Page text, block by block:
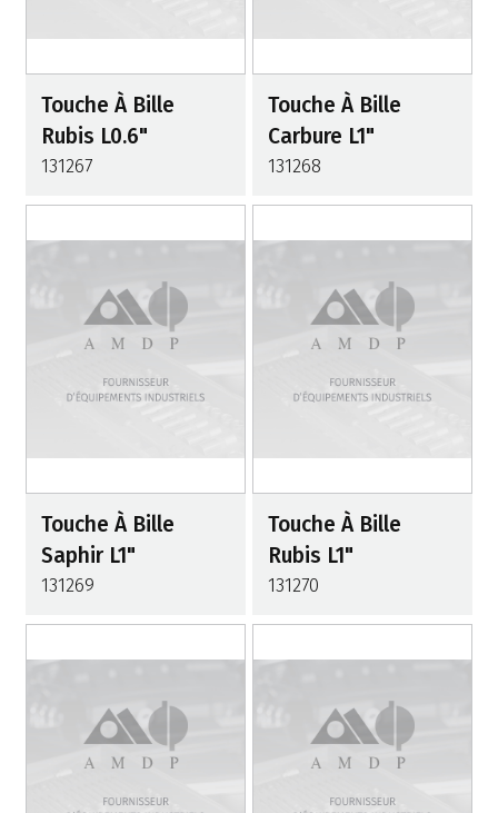
Touche À Bille
Rubis L0.6"
131267
Touche À Bille
Carbure L1"
131268
Touche À Bille
Saphir L1"
131269
Touche À Bille
Rubis L1"
131270